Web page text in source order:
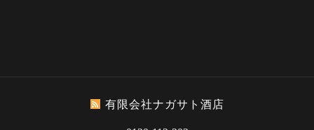
有限会社ナガサト酒店